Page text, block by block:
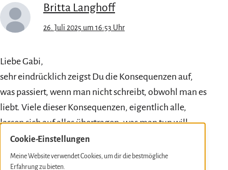
Britta Langhoff
26. Juli 2025 um 16:53 Uhr
Liebe Gabi,
sehr eindrücklich zeigst Du die Konsequenzen auf,
was passiert, wenn man nicht schreibt, obwohl man es
liebt. Viele dieser Konsequenzen, eigentlich alle,
lassen sich auf alles übertragen, was man tun will,
aber aufschiebt. Der berühmte innere Schweinehund,
über den wir uns ja auch schon öfter ausgetauscht
Cookie-Einstellungen
Meine Website verwendet Cookies, um dir die bestmögliche
Erfahrung zu bieten.